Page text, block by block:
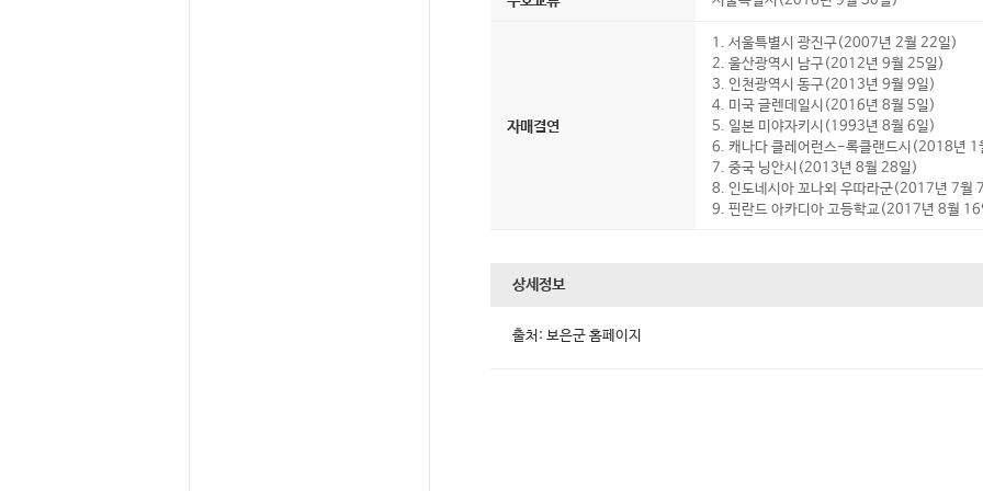
자매결연
1. 서울특별시 광진구(2007년 2월 22일)
2. 울산광역시 남구(2012년 9월 25일)
3. 인천광역시 동구(2013년 9월 9일)
4. 미국 글렌데일시(2016년 8월 5일)
5. 일본 미야자키시(1993년 8월 6일)
6. 캐나다 클레어런스-록클랜드시(2018년 1
7. 중국 닝안시(2013년 8월 28일)
8. 인도네시아 꼬나외 우따라군(2017년 7월
9. 핀란드 아카디아 고등학교(2017년 8월 16
상세정보
출처: 보은군 홈페이지